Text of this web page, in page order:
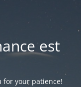
est
for your patience!